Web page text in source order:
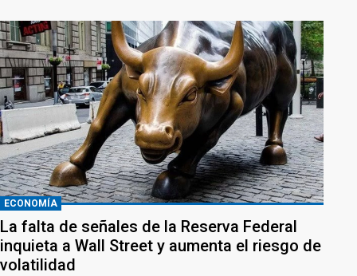
ECONOMÍA
La falta de señales de la Reserva Federal
inquieta a Wall Street y aumenta el riesgo de
volatilidad